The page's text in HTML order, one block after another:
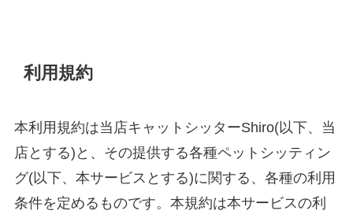
利用規約
本利用規約は当店キャットシッターShiro(以下、当
店とする)と、その提供する各種ペットシッティン
グ(以下、本サービスとする)に関する、各種の利用
条件を定めるものです。本規約は本サービスの利